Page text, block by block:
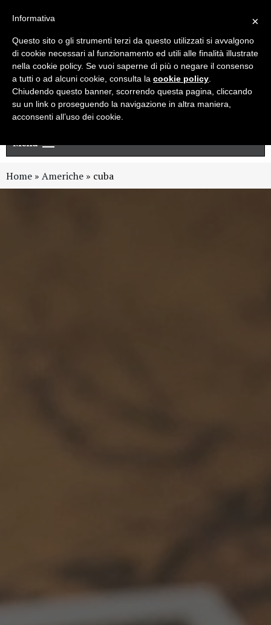
Newsletter
Menu
Home » Americhe » cuba
×
Informativa
Questo sito o gli strumenti terzi da questo utilizzati si avvalgono
di cookie necessari al funzionamento ed utili alle finalità illustrate
nella cookie policy. Se vuoi saperne di più o negare il consenso
a tutti o ad alcuni cookie, consulta la cookie policy
Chiudendo questo banner, scorrendo questa pagina, cliccando
su un link o proseguendo la navigazione in altra maniera,
acconsenti all’uso dei cookie.